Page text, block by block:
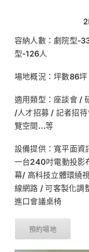
容納人數：劇院型-
型-126人
場地概況：坪數86
適用類型：座談會 /
/人才招募 / 記者招
覽空間…等
設備提供：寬平面
一台240吋電動投影
幕/ 高科技立體環繞
線網路 / 可客製化調
進口會議桌椅
預約場地